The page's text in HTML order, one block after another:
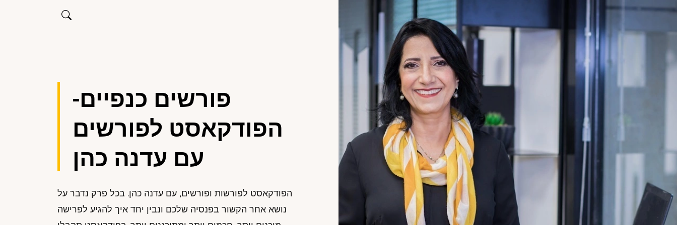
פורשים כנפיים-
הפודקאסט לפורשים
עם עדנה כהן
הפודקאסט לפורשות ופורשים, עם עדנה כהן. בכל פרק נדבר על
נושא אחר הקשור בפנסיה שלכם ונבין יחד איך להגיע לפרישה